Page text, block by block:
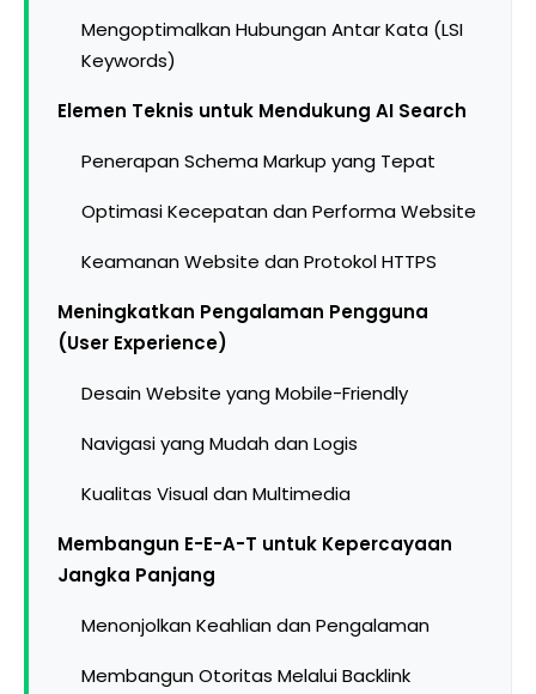
Mengoptimalkan Hubungan Antar Kata (LSI
Keywords)
Elemen Teknis untuk Mendukung AI Search
Penerapan Schema Markup yang Tepat
Optimasi Kecepatan dan Performa Website
Keamanan Website dan Protokol HTTPS
Meningkatkan Pengalaman Pengguna
(User Experience)
Desain Website yang Mobile-Friendly
Navigasi yang Mudah dan Logis
Kualitas Visual dan Multimedia
Membangun E-E-A-T untuk Kepercayaan
Jangka Panjang
Menonjolkan Keahlian dan Pengalaman
Membangun Otoritas Melalui Backlink